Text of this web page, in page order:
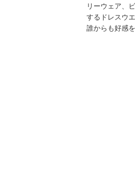
リーウェア、
するドレスウ
誰からも好感